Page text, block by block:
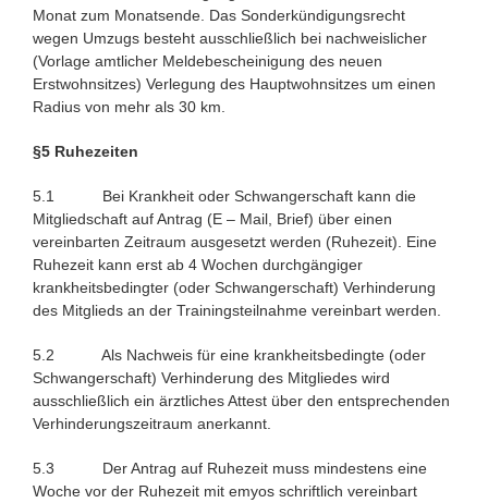
Monat zum Monatsende. Das Sonderkündigungsrecht
wegen Umzugs besteht ausschließlich bei nachweislicher
(Vorlage amtlicher Meldebescheinigung des neuen
Erstwohnsitzes) Verlegung des Hauptwohnsitzes um einen
Radius von mehr als 30 km.
§5 Ruhezeiten
5.1 Bei Krankheit oder Schwangerschaft kann die
Mitgliedschaft auf Antrag (E – Mail, Brief) über einen
vereinbarten Zeitraum ausgesetzt werden (Ruhezeit). Eine
Ruhezeit kann erst ab 4 Wochen durchgängiger
krankheitsbedingter (oder Schwangerschaft) Verhinderung
des Mitglieds an der Trainingsteilnahme vereinbart werden.
5.2 Als Nachweis für eine krankheitsbedingte (oder
Schwangerschaft) Verhinderung des Mitgliedes wird
ausschließlich ein ärztliches Attest über den entsprechenden
Verhinderungszeitraum anerkannt.
5.3 Der Antrag auf Ruhezeit muss mindestens eine
Woche vor der Ruhezeit mit emyos schriftlich vereinbart